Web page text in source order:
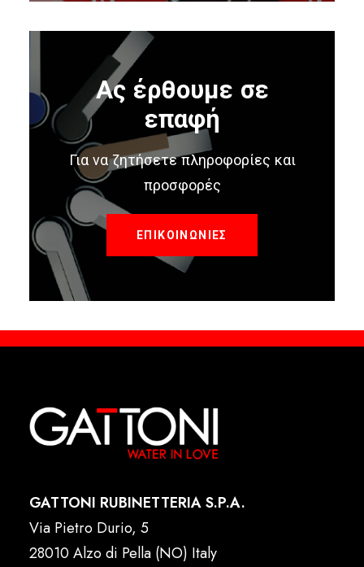
Ας έρθουμε σε
επαφή
Για να ζητήσετε πληροφορίες και
προσφορές
ΕΠΙΚΟΙΝΩΝΙΕΣ
GATTONI RUBINETTERIA S.P.A.
Via Pietro Durio, 5
28010 Alzo di Pella (NO) Italy